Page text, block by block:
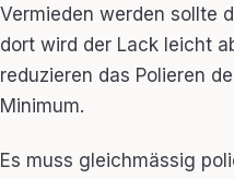
Vermieden werden sollte
dort wird der Lack leicht
reduzieren das Polieren
Minimum.
Es muss gleichmässig